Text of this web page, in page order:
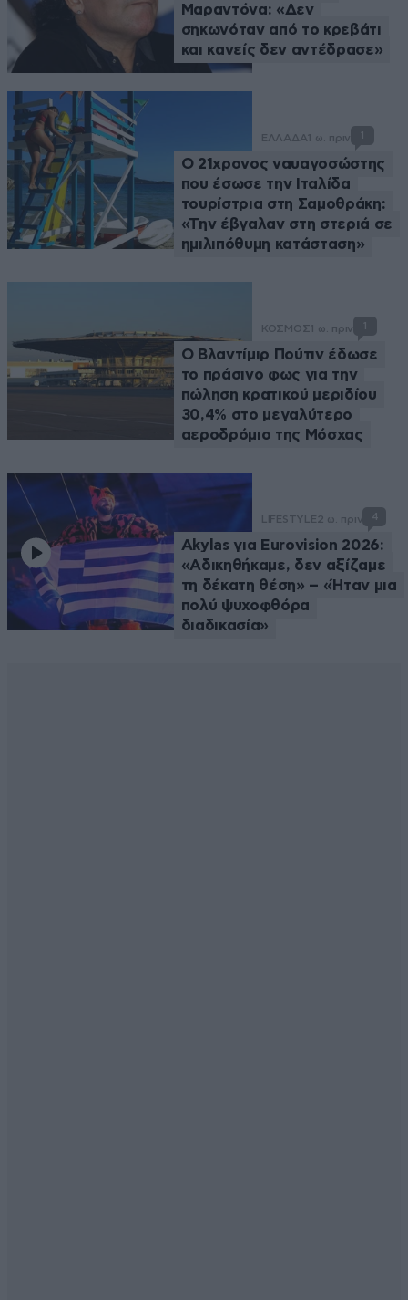
Μαραντόνα: «Δεν
σηκωνόταν από το κρεβάτι
και κανείς δεν αντέδρασε»
ΕΛΛΑΔΑ 1 ω. πριν
Ο 21χρονος ναυαγοσώστης
που έσωσε την Ιταλίδα
τουρίστρια στη Σαμοθράκη:
«Την έβγαλαν στη στεριά σε
ημιλιπόθυμη κατάσταση»
ΚΟΣΜΟΣ 1 ω. πριν
Ο Βλαντίμιρ Πούτιν έδωσε
το πράσινο φως για την
πώληση κρατικού μεριδίου
30,4% στο μεγαλύτερο
αεροδρόμιο της Μόσχας
LIFESTYLE2 ω. πριν 4
Akylas για Eurovision 2026:
«Aδικηθήκαμε, δεν αξίζαμε
τη δέκατη θέση» – «Ήταν μια
πολύ ψυχοφθόρα
διαδικασία»